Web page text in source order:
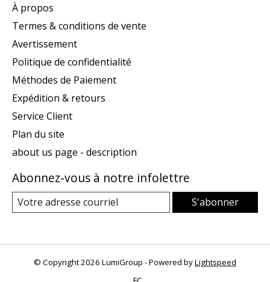
À propos
Termes & conditions de vente
Avertissement
Politique de confidentialité
Méthodes de Paiement
Expédition & retours
Service Client
Plan du site
about us page - description
Abonnez-vous à notre infolettre
S'abonner
© Copyright 2026 LumiGroup - Powered byLightspeed